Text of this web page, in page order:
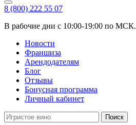
8 (800) 222 55 07
В рабочие дни с 10:00-19:00 по МСК.
Новости
Франшиза
Арендодателям
Блог
Отзывы
Бонусная программа
Личный кабинет
Поиск